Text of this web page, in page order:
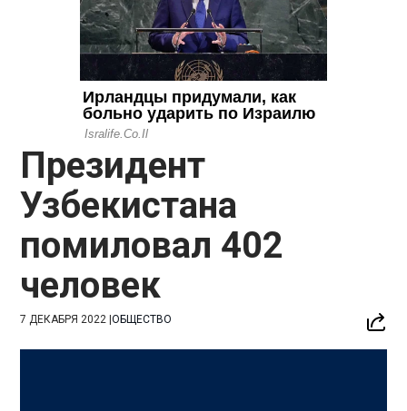
Президент
Узбекистана
помиловал 402
человек
7 ДЕКАБРЯ 2022 |ОБЩЕСТВО